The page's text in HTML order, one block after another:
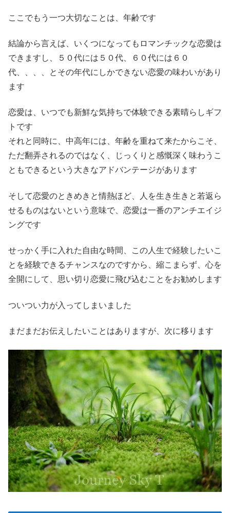
ここでもう一つ大切なことは、年齢です
結論から言えば、いくつになってもロマンチックな恋愛は
できますし、５０代には５０代、６０代には６０
代、、、、とその年代にしかできない恋愛の味わいがあり
ます
恋愛は、いつでも新鮮な気持ちで体験できる素晴らしギフ
トです
それと同時に、中高年には、年齢を重ねて来たからこそ、
ただ翻弄されるのではなく、じっくりと感慨深く味わうこ
ともできるという大きなアドバンテージがあります
そして恋愛のときめきと情熱ほど、人を生き生きと若返ら
せるものはないという意味で、恋愛は一番のアンチエイジ
ングです
せっかく手に入れた自由な時間、この人生で経験したいこ
とを経験できるチャンスなのですから、縮こまらず、心を
全開にして、思い切り恋愛に飛び込むことをお勧めします
ついつい力が入ってしまいました
まだまだお伝えしたいことはありますが、次に移ります